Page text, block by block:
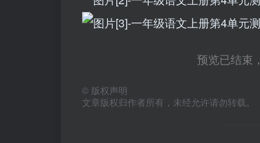
预览已结束
© 版权声明
文章版权归作者所有，未经允许请勿转载。